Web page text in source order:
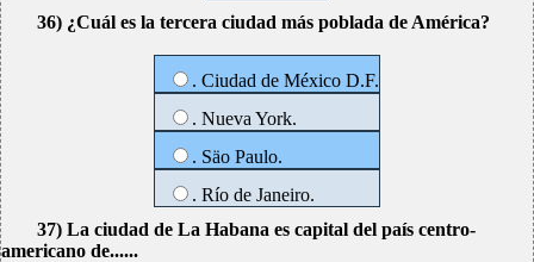
36) ¿Cuál es la tercera ciudad más poblada de América?
. Ciudad de México D.F.
. Nueva York.
. Säo Paulo.
. Río de Janeiro.
37) La ciudad de La Habana es capital del país centro-
americano de......